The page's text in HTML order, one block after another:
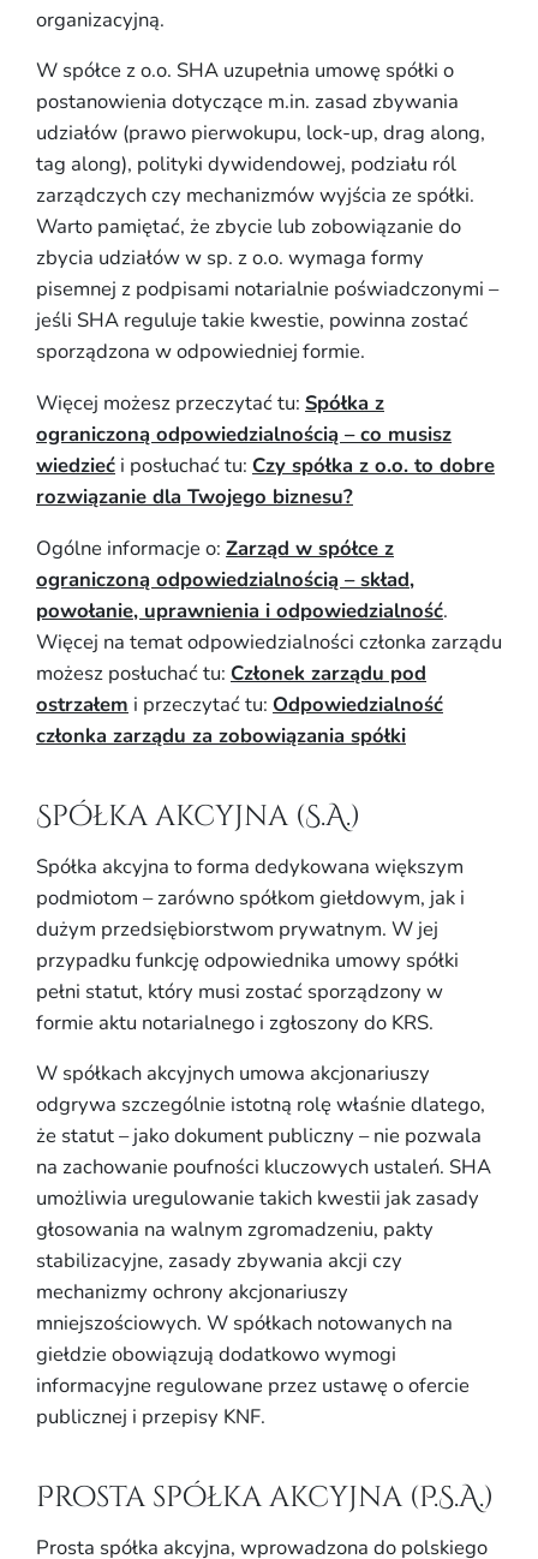
organizacyjną.
W spółce z o.o. SHA uzupełnia umowę spółki o
postanowienia dotyczące m.in. zasad zbywania
udziałów (prawo pierwokupu, lock-up, drag along,
tag along), polityki dywidendowej, podziału ról
zarządczych czy mechanizmów wyjścia ze spółki.
Warto pamiętać, że zbycie lub zobowiązanie do
zbycia udziałów w sp. z o.o. wymaga formy
pisemnej z podpisami notarialnie poświadczonymi –
jeśli SHA reguluje takie kwestie, powinna zostać
sporządzona w odpowiedniej formie.
Więcej możesz przeczytać tu: Spółka z
ograniczoną odpowiedzialnością – co musisz
wiedzieć i posłuchać tu: Czy spółka z o.o. to dobre
rozwiązanie dla Twojego biznesu?
Ogólne informacje o: Zarząd w spółce z
ograniczoną odpowiedzialnością – skład,
powołanie, uprawnienia i odpowiedzialność.
Więcej na temat odpowiedzialności członka zarządu
możesz posłuchać tu: Członek zarządu pod
ostrzałem i przeczytać tu: Odpowiedzialność
członka zarządu za zobowiązania spółki
Spółka akcyjna (S.A.)
Spółka akcyjna to forma dedykowana większym
podmiotom – zarówno spółkom giełdowym, jak i
dużym przedsiębiorstwom prywatnym. W jej
przypadku funkcję odpowiednika umowy spółki
pełni statut, który musi zostać sporządzony w
formie aktu notarialnego i zgłoszony do KRS.
W spółkach akcyjnych umowa akcjonariuszy
odgrywa szczególnie istotną rolę właśnie dlatego,
że statut – jako dokument publiczny – nie pozwala
na zachowanie poufności kluczowych ustaleń. SHA
umożliwia uregulowanie takich kwestii jak zasady
głosowania na walnym zgromadzeniu, pakty
stabilizacyjne, zasady zbywania akcji czy
mechanizmy ochrony akcjonariuszy
mniejszościowych. W spółkach notowanych na
giełdzie obowiązują dodatkowo wymogi
informacyjne regulowane przez ustawę o ofercie
publicznej i przepisy KNF.
Prosta spółka akcyjna (P.S.A.)
Prosta spółka akcyjna, wprowadzona do polskiego